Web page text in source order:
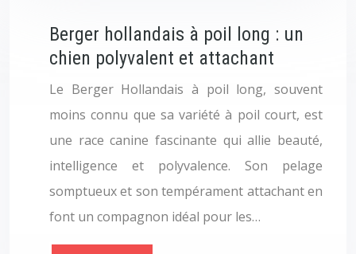
Berger hollandais à poil long : un
chien polyvalent et attachant
Le Berger Hollandais à poil long, souvent
moins connu que sa variété à poil court, est
une race canine fascinante qui allie beauté,
intelligence et polyvalence. Son pelage
somptueux et son tempérament attachant en
font un compagnon idéal pour les…